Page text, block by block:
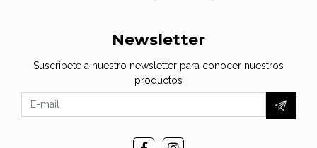
Newsletter
Suscribete a nuestro newsletter para conocer nuestros
productos